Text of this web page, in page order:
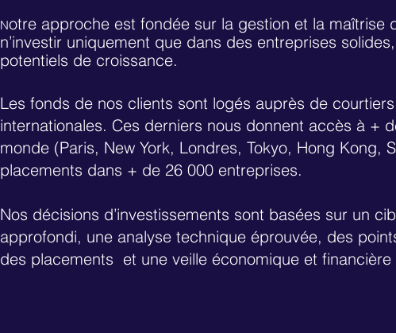
Notre approche est fondée sur la gestion et la maîtrise
n’investir uniquement que dans des entreprises
potentiels de croissance.
Les fonds de nos clients sont logés auprès de
internationales. Ces derniers nous donnent accès à +
monde (Paris, New York, Londres, Tokyo, Hong
placements dans + de 26 000 entreprises.
Nos décisions d’investissements sont basées sur un
approfondi, une analyse technique éprouvée, des
des placements et une veille économique et financière